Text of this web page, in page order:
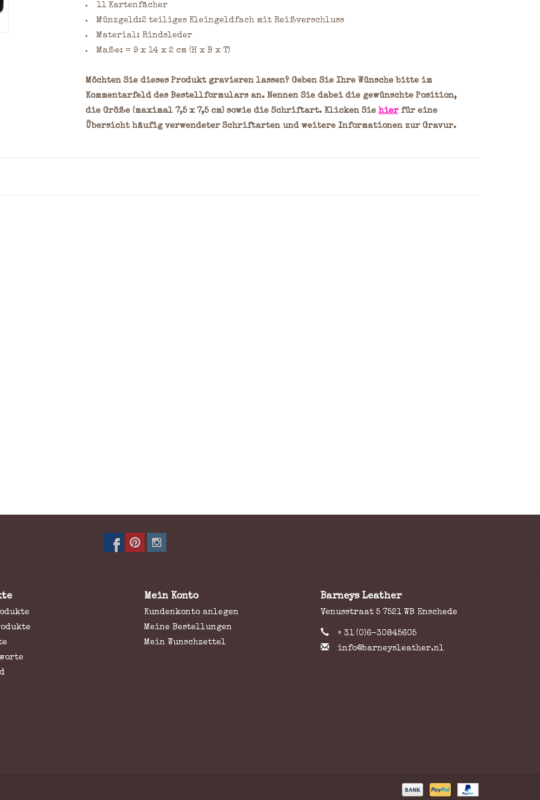
11 Kartenfächer
Münzgeld:2 teiliges Kleingeldfach mit Reißverschluss
Material: Rindsleder
Maße: = 9 x 14 x 2 cm (H x B x T)
Möchten Sie dieses Produkt gravieren lassen? Geben Sie Ihre Wünsche bitte im
Kommentarfeld des Bestellformulars an. Nennen Sie dabei die gewünschte Position,
die Größe (maximal 7,5 x 7,5 cm) sowie die Schriftart. Klicken Sie hierfür eine
Übersicht häufig verwendeter Schriftarten und weitere Informationen zur Gravur.
Mein Konto
Kundenkonto anlegen
Meine Bestellungen
Mein Wunschzettel
Barneys Leather
Venusstraat 5 7521 WB Enschede
+ 31 (0)6-30845605
info@barneysleather.nl